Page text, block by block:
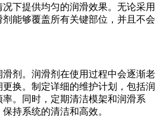
下提供均匀的润滑效果。无论采用
能够覆盖所有关键部位，并且不会
剂。润滑剂在使用过程中会逐渐老
换。制定详细的维护计划，包括润
。同时，定期清洁模架和润滑系
持系统的清洁和高效。